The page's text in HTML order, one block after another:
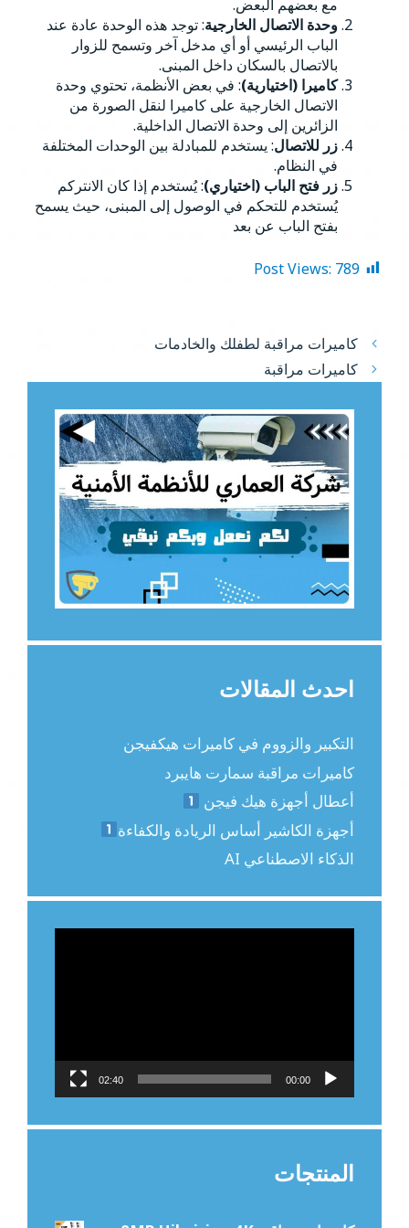
مع بعضهم البعض.
وحدة الاتصال الخارجية: توجد هذه الوحدة عادة عند
الباب الرئيسي أو أي مدخل آخر وتسمح للزوار
بالاتصال بالسكان داخل المبنى.
كاميرا (اختيارية): في بعض الأنظمة، تحتوي وحدة
الاتصال الخارجية على كاميرا لنقل الصورة من
الزائرين إلى وحدة الاتصال الداخلية.
زر للاتصال: يستخدم للمبادلة بين الوحدات المختلفة
في النظام.
زر فتح الباب (اختياري): يُستخدم إذا كان الانتركم
يُستخدم للتحكم في الوصول إلى المبنى، حيث يسمح
بفتح الباب عن بعد
Post Views: 789
كاميرات مراقبة لطفلك والخادمات
كاميرات مراقبة
احدث المقالات
التكبير والزووم في كاميرات هيكفيجن
كاميرات مراقبة سمارت هايبرد
أعطال أجهزة هيك فيجن
أجهزة الكاشير أساس الريادة والكفاءة
الذكاء الاصطناعي AI
00:00
02:40
المنتجات